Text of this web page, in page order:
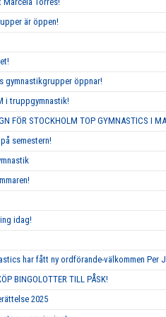
är öppen!
gymnastikgrupper öppnar!
i truppgymnastik!
FÖR STOCKHOLM TOP GYMNASTICS I
semestern!
idag!
har fått ny ordförande-välkommen Per
BINGOLOTTER TILL PÅSK!
2025